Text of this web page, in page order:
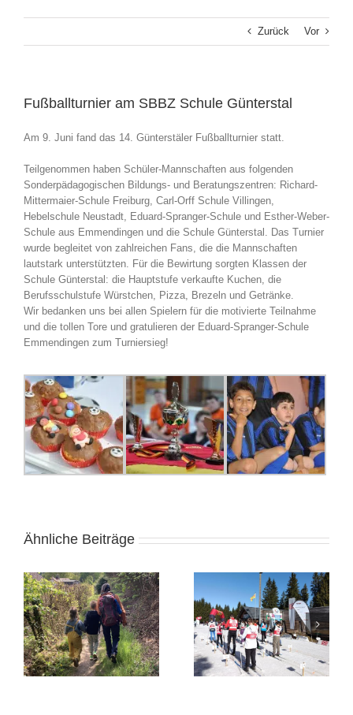
Zurück Vor
Fußballturnier am SBBZ Schule Günterstal
Am 9. Juni fand das 14. Günterstäler Fußballturnier statt.
Teilgenommen haben Schüler-Mannschaften aus folgenden
Sonderpädagogischen Bildungs- und Beratungszentren: Richard-
Mittermaier-Schule Freiburg, Carl-Orff Schule Villingen,
Hebelschule Neustadt, Eduard-Spranger-Schule und Esther-Weber-
Schule aus Emmendingen und die Schule Günterstal. Das Turnier
wurde begleitet von zahlreichen Fans, die die Mannschaften
lautstark unterstützten. Für die Bewirtung sorgten Klassen der
Schule Günterstal: die Hauptstufe verkaufte Kuchen, die
Berufsschulstufe Würstchen, Pizza, Brezeln und Getränke.
Wir bedanken uns bei allen Spielern für die motivierte Teilnahme
und die tollen Tore und gratulieren der Eduard-Spranger-Schule
Emmendingen zum Turniersieg!
Ähnliche Beiträge
Bundesfinale Winter
2026 in Schonach
Arbeiten mit Ton in der
Klasse 1a